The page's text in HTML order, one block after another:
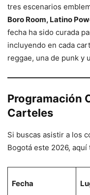
tres escenarios
Boro Room, Latino
fecha ha sido curada
incluyendo en cada
reggae, una de punk y
Programación
Carteles
Si buscas asistir a los
Bogotá este 2026,
Fecha